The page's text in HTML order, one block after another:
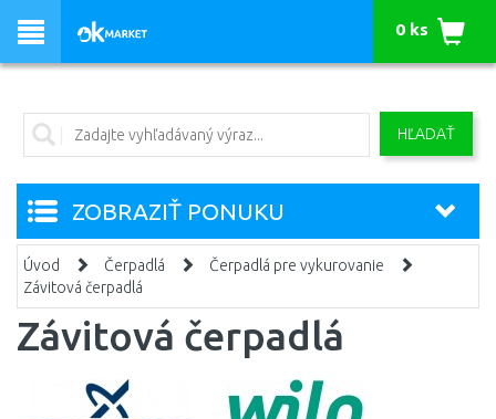
HĽADAŤ
0 ks
ZOBRAZIŤ PONUKU
Úvod Čerpadlá
Čerpadlá pre vykurovanie
Závitová čerpadlá
Závitová čerpadlá